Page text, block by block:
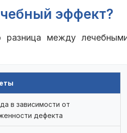
эффект?
разница между
в зависимости от
дефекта